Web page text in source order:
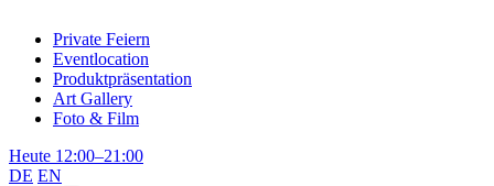
Private Feiern
Eventlocation
Produktpräsentation
Art Gallery
Foto & Film
Heute 12:00–21:00
DE EN